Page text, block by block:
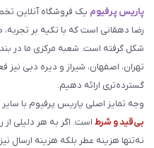
پاریس پرفیوم یک فروشگاه آنلاین
رضا دهقانی است که با تکیه بر
شکل گرفته است. شعبه مرکزی ما در
تهران، اصفهان، شیراز و دیره دبی نیز
گسترده‌تری ارائه دهیم.
وجه تمایز اصلی پاریس پرفیوم با
بی‌قید و شرط است. اگر به هر دلیلی
نه‌تنها هزینه عطر بلکه هزینه ارسال